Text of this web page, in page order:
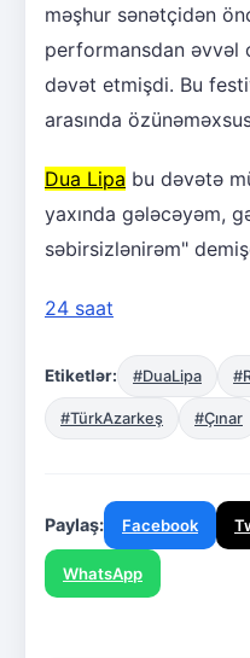
məşhur sənətçidən
performansdan əvvəl
dəvət etmişdi. Bu
arasında
Dua Lipa bu dəvətə
yaxında gələcəyəm,
səbirsizlənirəm"
24 saat
Etiketlər: #DuaLipa
#TürkAzarkeş #Çınar
Paylaş: Facebook
WhatsApp